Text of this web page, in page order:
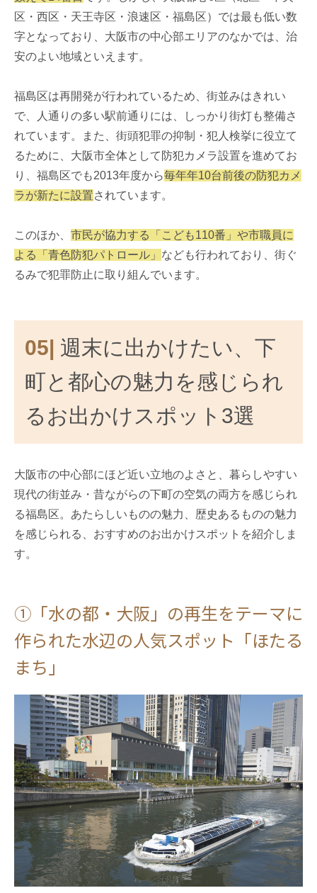
区・西区・天王寺区・浪速区・福島区）では最も低い数
字となっており、大阪市の中心部エリアのなかでは、治
安のよい地域といえます。
福島区は再開発が行われているため、街並みはきれい
で、人通りの多い駅前通りには、しっかり街灯も整備さ
れています。また、街頭犯罪の抑制・犯人検挙に役立て
るために、大阪市全体として防犯カメラ設置を進めてお
り、福島区でも2013年度から毎年年10台前後の防犯カメ
ラが新たに設置されています。
このほか、 市民が協力する「こども110番」や市職員に
よる「青色防犯パトロール」 なども行われており、街ぐ
るみで犯罪防止に取り組んでいます。
05| 週末に出かけたい、下
町と都心の魅力を感じられ
るお出かけスポット3選
大阪市の中心部にほど近い立地のよさと、暮らしやすい
現代の街並み・昔ながらの下町の空気の両方を感じられ
る福島区。あたらしいものの魅力、歴史あるものの魅力
を感じられる、おすすめのお出かけスポットを紹介しま
す。
①「水の都・大阪」の再生をテーマに
作られた水辺の人気スポット「ほたる
まち」